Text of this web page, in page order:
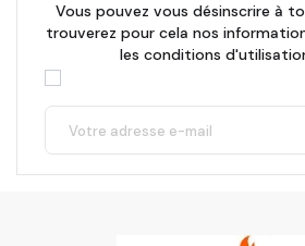
Vous pouvez vous désinscrire à
trouverez pour cela nos
les conditions